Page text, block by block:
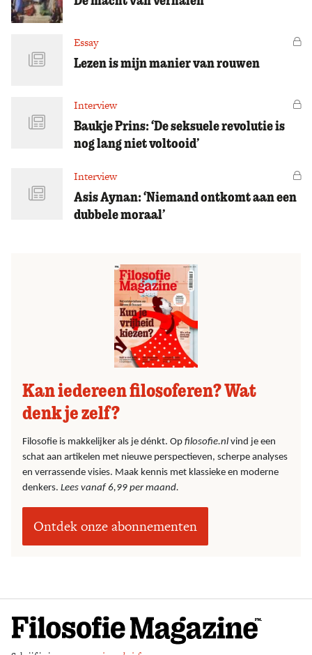
Essay
Lezen is mijn manier van rouwen
Interview
Baukje Prins: ‘De seksuele revolutie is
nog lang niet voltooid’
Interview
Asis Aynan: ‘Niemand ontkomt aan een
dubbele moraal’
Kan iedereen filosoferen? Wat
denk je zelf?
Filosofie is makkelijker als je dénkt. Op filosofie.nl vind je een
schat aan artikelen met nieuwe perspectieven, scherpe analyses
en verrassende visies. Maak kennis met klassieke en moderne
denkers. Lees vanaf 6,99 per maand.
Ontdek onze abonnementen